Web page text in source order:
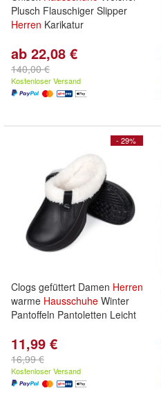
Plusch Flauschiger Slipper
Herren Karikatur
ab 22,08 €
140,00 €
Kostenloser Versand
- 29%
Clogs gefüttert Damen Herren
warme Hausschuhe Winter
Pantoffeln Pantoletten Leicht
11,99 €
16,99 €
Kostenloser Versand